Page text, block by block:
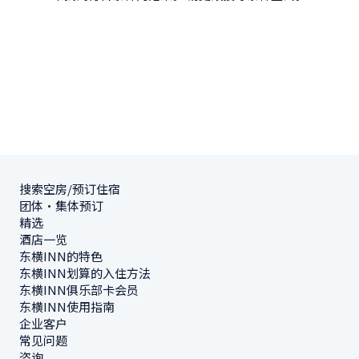
搜索空房/预订住宿
团体・集体预订
精选
酒店一览
东横INN的特色
东横INN划算的入住方法
东横INN俱乐部卡会员
东横INN使用指南
企业客户
常见问题